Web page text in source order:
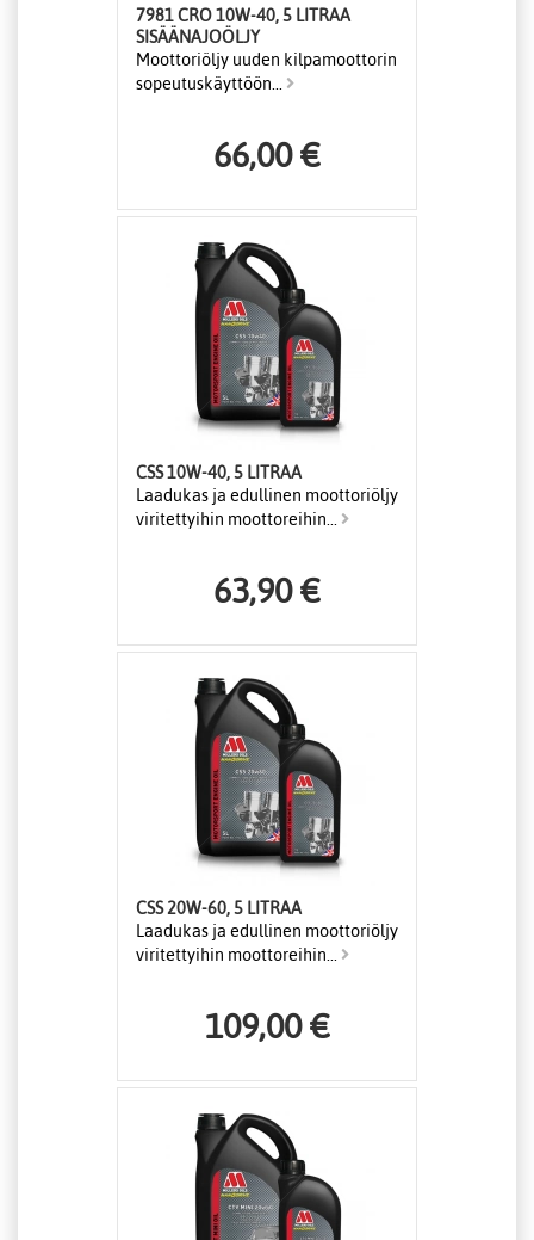
7981 CRO 10W-40, 5 LITRAA
SISÄÄNAJOÖLJY
Moottoriöljy uuden kilpamoottorin
sopeutuskäyttöön...
66,00 €
CSS 10W-40, 5 LITRAA
Laadukas ja edullinen moottoriöljy
viritettyihin moottoreihin...
63,90 €
CSS 20W-60, 5 LITRAA
Laadukas ja edullinen moottoriöljy
viritettyihin moottoreihin...
109,00 €